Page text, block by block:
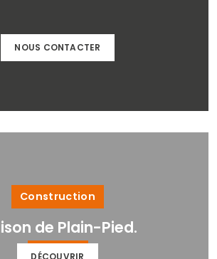
NOUS CONTACTER
Construction
de Plain-Pied.
DÉCOUVRIR